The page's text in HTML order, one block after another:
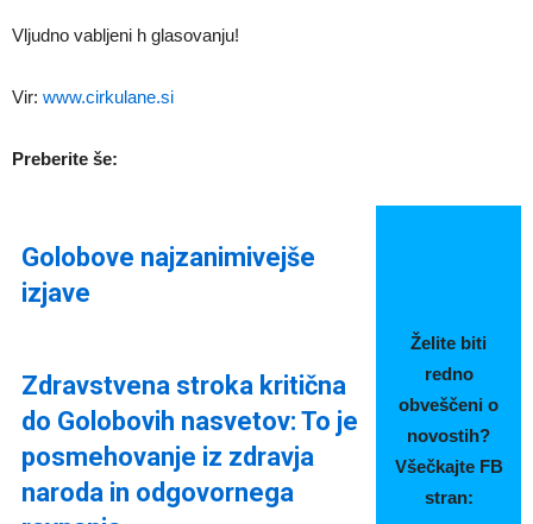
Vljudno vabljeni h glasovanju!
Vir: www.cirkulane.si
Preberite še:
Golobove najzanimivejše
izjave
Želite biti
redno
obveščeni o
novostih?
Všečkajte FB
stran:
Zdravstvena stroka kritična
do Golobovih nasvetov: To je
posmehovanje iz zdravja
naroda in odgovornega